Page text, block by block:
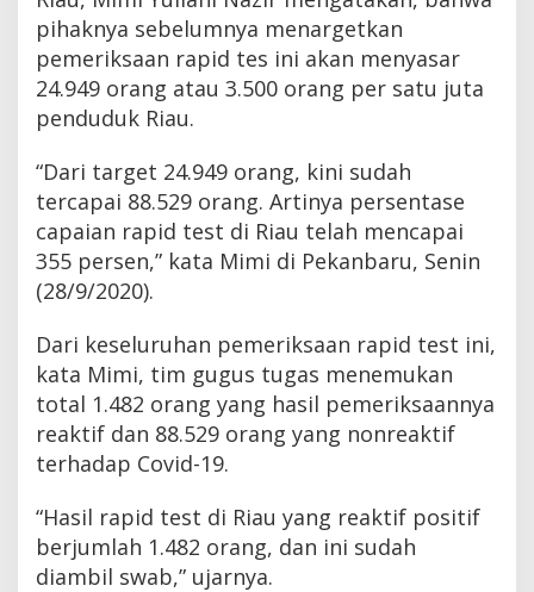
pihaknya sebelumnya menargetkan
pemeriksaan rapid tes ini akan menyasar
24.949 orang atau 3.500 orang per satu juta
penduduk Riau.
“Dari target 24.949 orang, kini sudah
tercapai 88.529 orang. Artinya persentase
capaian rapid test di Riau telah mencapai
355 persen,” kata Mimi di Pekanbaru, Senin
(28/9/2020).
Dari keseluruhan pemeriksaan rapid test ini,
kata Mimi, tim gugus tugas menemukan
total 1.482 orang yang hasil pemeriksaannya
reaktif dan 88.529 orang yang nonreaktif
terhadap Covid-19.
“Hasil rapid test di Riau yang reaktif positif
berjumlah 1.482 orang, dan ini sudah
diambil swab,” ujarnya.